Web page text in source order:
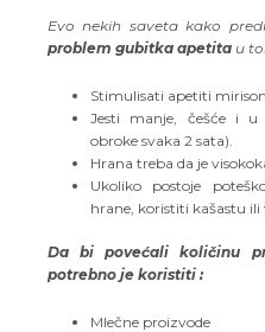
Evo nekih saveta kako
problem gubitka apetita u
Stimulisati apetiti
Jesti manje, češće i u
obroke svaka 2 sata).
Hrana treba da je
Ukoliko postoje
hrane, koristiti kašastu ili
Da bi povećali količinu
potrebno je koristiti :
Mlečne proizvode